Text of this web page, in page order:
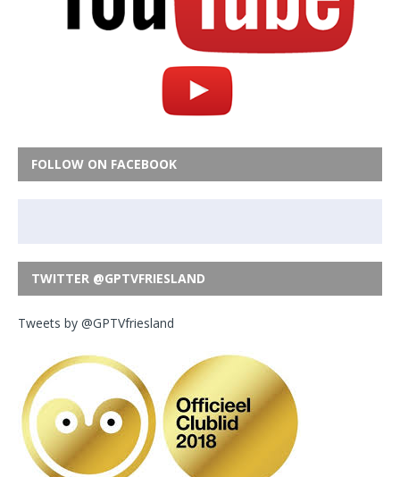
FOLLOW ON FACEBOOK
TWITTER @GPTVFRIESLAND
Tweets by @GPTVfriesland